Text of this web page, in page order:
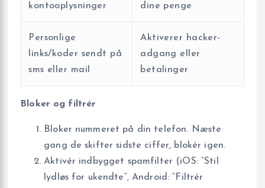
kontooplysninger
dine penge
Personlige
links/koder sendt på
sms eller mail
Aktiverer hacker-
adgang eller
betalinger
Bloker og filtrér
Bloker nummeret på din telefon. Næste
gang de skifter sidste ciffer, blokér igen.
Aktivér indbygget spamfilter (iOS: “Stil
lydløs for ukendte”, Android: “Filtrér